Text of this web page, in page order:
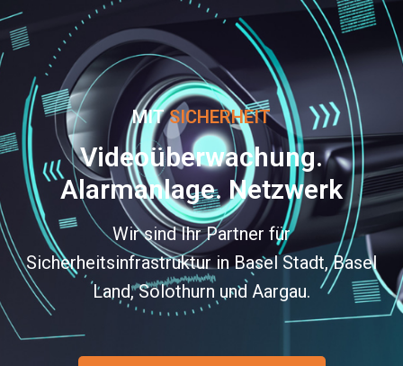
MITSICHERHEIT
Videoüberwachung.
Alarmanlage. Netzwerk
Wir sind Ihr Partner für
Sicherheitsinfrastruktur in Basel Stadt, Basel
Land, Solothurn und Aargau.